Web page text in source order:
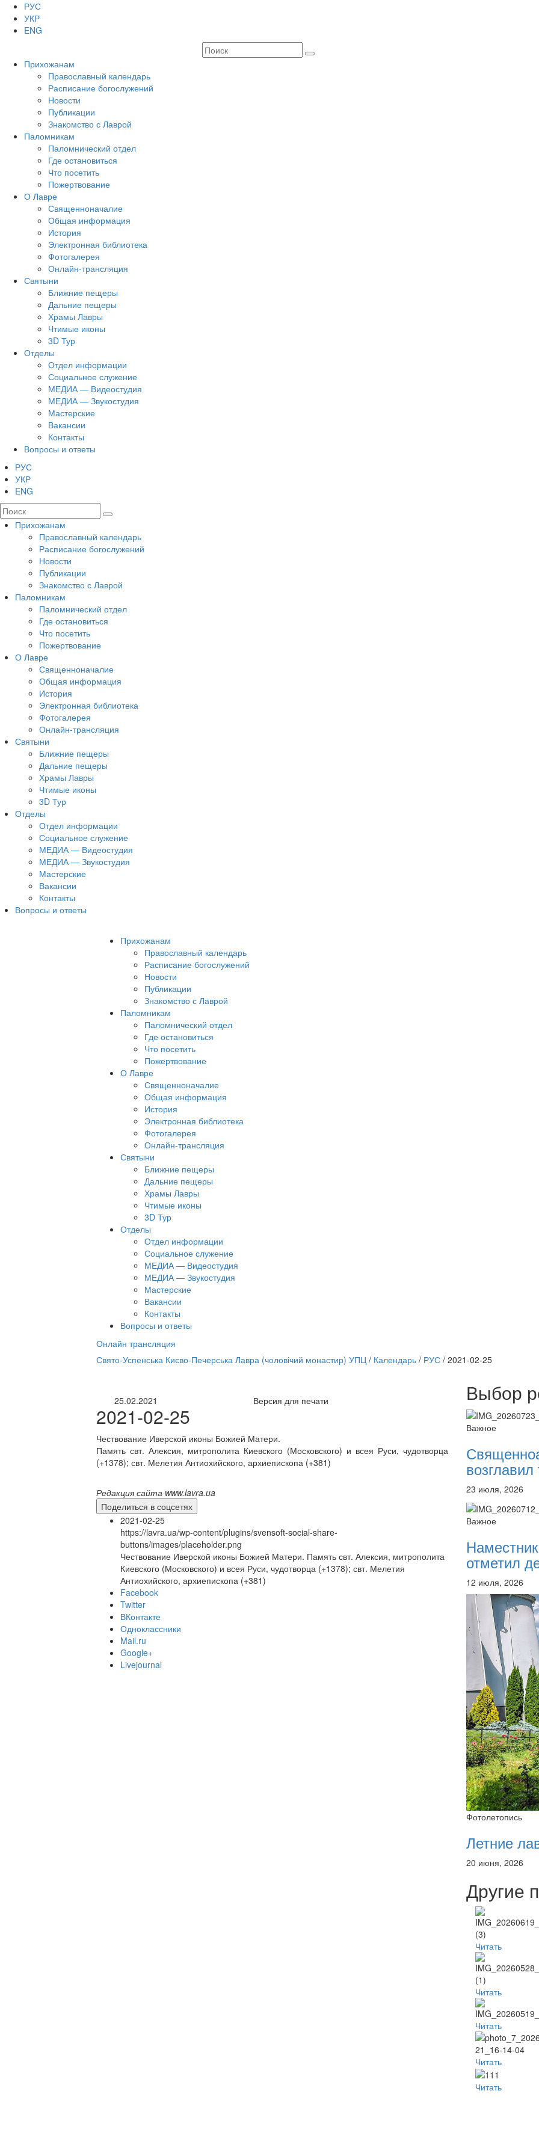
РУС
УКР
ENG
Прихожанам
Православный календарь
Расписание богослужений
Новости
Публикации
Знакомство с Лаврой
Паломникам
Паломнический отдел
Где остановиться
Что посетить
Пожертвование
О Лавре
Священноначалие
Общая информация
История
Электронная библиотека
Фотогалерея
Онлайн-трансляция
Святыни
Ближние пещеры
Дальние пещеры
Храмы Лавры
Чтимые иконы
3D Тур
Отделы
Отдел информации
Социальное служение
МЕДИА — Видеостудия
МЕДИА — Звукостудия
Мастерские
Вакансии
Контакты
Вопросы и ответы
РУС
УКР
ENG
Прихожанам
Православный календарь
Расписание богослужений
Новости
Публикации
Знакомство с Лаврой
Паломникам
Паломнический отдел
Где остановиться
Что посетить
Пожертвование
О Лавре
Священноначалие
Общая информация
История
Электронная библиотека
Фотогалерея
Онлайн-трансляция
Святыни
Ближние пещеры
Дальние пещеры
Храмы Лавры
Чтимые иконы
3D Тур
Отделы
Отдел информации
Социальное служение
МЕДИА — Видеостудия
МЕДИА — Звукостудия
Мастерские
Вакансии
Контакты
Вопросы и ответы
Прихожанам
Православный календарь
Расписание богослужений
Новости
Публикации
Знакомство с Лаврой
Паломникам
Паломнический отдел
Где остановиться
Что посетить
Пожертвование
О Лавре
Священноначалие
Общая информация
История
Электронная библиотека
Фотогалерея
Онлайн-трансляция
Святыни
Ближние пещеры
Дальние пещеры
Храмы Лавры
Чтимые иконы
3D Тур
Отделы
Отдел информации
Социальное служение
МЕДИА — Видеостудия
МЕДИА — Звукостудия
Мастерские
Вакансии
Контакты
Вопросы и ответы
Онлайн трансляция
12 сентября
12 сентября 2015
12 сентября 2015
12 сентября 2015
12 сентября 2015
12 сентября 2015
12 сентября 2015
12 сентября 2015
Перейти к архиву
Свято-Успенська Києво-Печерська Лавра (чоловічий монастир) УПЦ/ Календарь/ РУС/ 2021-02-25
25.02.2021 Версия для печати
2021-02-25
Чествование Иверской иконы Божией Матери.
Память свт. Алексия, митрополита Киевского (Московского) и всея Руси, чудотворца
(+1378); свт. Мелетия Антиохийского, архиепископа (+381)
Редакция сайта www.lavra.ua
Поделиться в соцсетях
2021-02-25
https://lavra.ua/wp-content/plugins/svensoft-social-share-
buttons/images/placeholder.png
Чествование Иверской иконы Божией Матери. Память свт. Алексия, митрополита
Киевского (Московского) и всея Руси, чудотворца (+1378); свт. Мелетия
Антиохийского, архиепископа (+381)
Facebook
Twitter
ВКонтакте
Одноклассники
Mail.ru
Google+
Livejournal
Выбор
Важное
23 июля, 2026
Важное
отметил
12 июля, 2026
Фотолетопись
Летние
20 июня, 2026
Другие
Читать
Читать
Читать
Читать
Читать